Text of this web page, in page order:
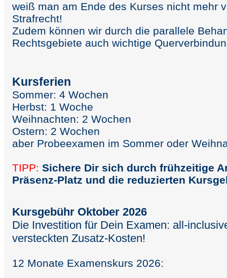
weiß man am Ende des Kurses nicht mehr
Strafrecht!
Zudem können wir durch die parallele
Rechtsgebiete auch wichtige
Kursferien
Sommer: 4 Wochen
Herbst: 1 Woche
Weihnachten: 2 Wochen
Ostern: 2 Wochen
aber Probeexamen im Sommer oder
TIPP: Sichere Dir sich durch frühzeitige
Präsenz-Platz und die reduzierten
Kursgebühr Oktober 2026
Die Investition für Dein Examen: all-
versteckten Zusatz-Kosten!
12 Monate Examenskurs 2026: